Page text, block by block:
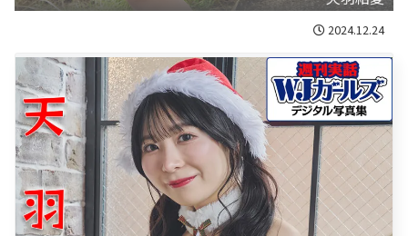
2024.12.24